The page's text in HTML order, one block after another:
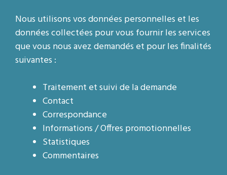
Nous utilisons vos données personnelles et les
données collectées pour vous fournir les services
que vous nous avez demandés et pour les finalités
suivantes :
Traitement et suivi de la demande
Contact
Correspondance
Informations / Offres promotionnelles
Statistiques
Commentaires